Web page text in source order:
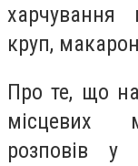
харчування
круп,
Про те, що
місцевих
розповів у